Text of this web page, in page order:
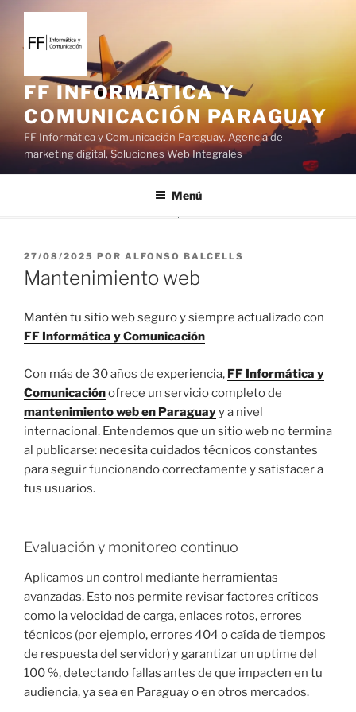
l
FF INFORMÁTICA Y
COMUNICACIÓN PARAGUAY
FF Informática y Comunicación Paraguay. Agencia de
marketing digital, Soluciones Web Integrales
Menú
P
U
B
I
A
O
L
27/08/2025 POR ALFONSO BALCELLS
Mantenimiento web
Mantén tu sitio web seguro y siempre actualizado con
FF Informática y Comunicación
Con más de 30 años de experiencia, FF Informática y
Comunicaciónofrece un servicio completo de
mantenimiento web en Paraguayy a nivel
internacional. Entendemos que un sitio web no termina
al publicarse: necesita cuidados técnicos constantes
para seguir funcionando correctamente y satisfacer a
tus usuarios.
Evaluación y monitoreo continuo
Aplicamos un control mediante herramientas
avanzadas. Esto nos permite revisar factores críticos
como la velocidad de carga, enlaces rotos, errores
técnicos (por ejemplo, errores 404 o caída de tiempos
de respuesta del servidor) y garantizar un uptime del
100 %, detectando fallas antes de que impacten en tu
audiencia, ya sea en Paraguay o en otros mercados.